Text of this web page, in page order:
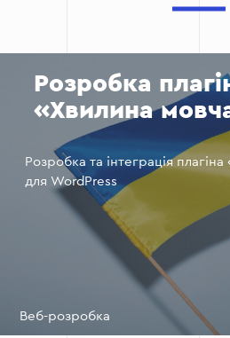
допомагає зміцнити
статтями та правовими
формує імідж експертності.
Розробка
«Хвилина
Розробка та інтеграція
для WordPress
Веб-розробка